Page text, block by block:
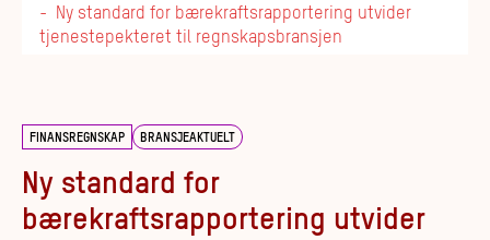
Ny standard for bærekraftsrapportering utvider
tjenestepekteret til regnskapsbransjen
FINANSREGNSKAP BRANSJEAKTUELT
Ny standard for
bærekraftsrapportering utvider